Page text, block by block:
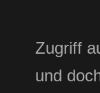
Zugriff
und